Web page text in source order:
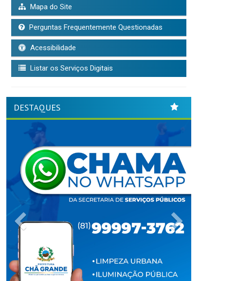
Mapa do Site
Perguntas Frequentemente Questionadas
Acessibilidade
Listar os Serviços Digitais
DESTAQUES
Previous